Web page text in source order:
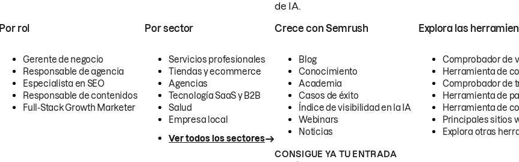
de IA.
Por rol
Gerente de negocio
Responsable de agencia
Especialista en SEO
Responsable de contenidos
Full-Stack Growth Marketer
Por sector
Servicios profesionales
Tiendas y ecommerce
Agencias
Tecnología SaaS y B2B
Salud
Empresa local
Ver todos los sectores
Crece con Semrush
Blog
Conocimiento
Academia
Casos de éxito
Índice de visibilidad en la IA
Webinars
Noticias
Explora las
Comprobador de
Herramienta de
Comprobador de
Herramienta de
Herramienta de
Principales sitios
Explora otras
CONSIGUE YA TU ENTRADA